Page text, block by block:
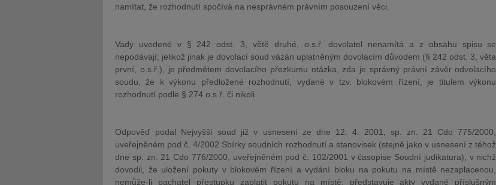
namítat, že rozhodnutí spočívá na nesprávném právním posouzení věci.
Vady uvedené v § 242 odst. 3, větě druhé, o.s.ř. dovolatel nenamítá a z obsahu spisu se
nepodávají; jelikož jinak je dovolací soud vázán uplatněným dovolacím důvodem (§ 242 odst. 3, věta
první, o.s.ř.), je předmětem dovolacího přezkumu otázka, zda je správný právní závěr odvolacího
soudu, že k výkonu předložené rozhodnutí, vydané v tzv. blokovém řízení, je titulem výkonu
rozhodnutí podle § 274 o.s.ř. či nikoli.
Odpověď podal Nejvyšší soud již v usnesení ze dne 12. 4. 2001, sp. zn. 21 Cdo 775/2000,
uveřejněném pod č. 4/2002 Sbírky soudních rozhodnutí a stanovisek (stejně jako v usnesení z téhož
dne sp. zn. 21 Cdo 776/2000, uveřejněném pod č. 102/2001 v časopise Soudní judikatura), v nichž
dovodil, že uložení pokuty v blokovém řízení a vydání bloku na pokutu na místě nezaplacenou,
nemůže-li pachatel přestupku zaplatit pokutu na místě, představuje akty vydané příslušným